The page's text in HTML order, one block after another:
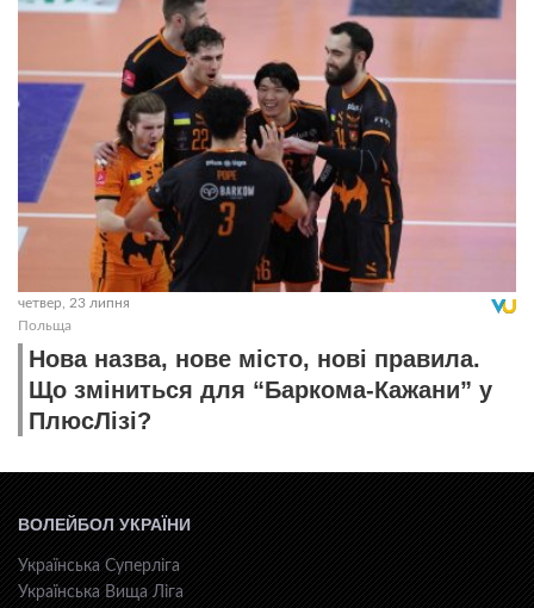
четвер, 23 липня
Польща
Нова назва, нове місто, нові правила.
Що зміниться для “Баркома-Кажани” у
ПлюсЛізі?
ВОЛЕЙБОЛ УКРАЇНИ
Українська Суперліга
Українська Вища Ліга